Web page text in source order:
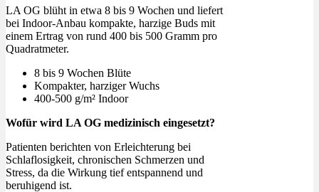
LA OG blüht in etwa 8 bis 9 Wochen und liefert
bei Indoor-Anbau kompakte, harzige Buds mit
einem Ertrag von rund 400 bis 500 Gramm pro
Quadratmeter.
8 bis 9 Wochen Blüte
Kompakter, harziger Wuchs
400-500 g/m² Indoor
Wofür wird LA OG medizinisch eingesetzt?
Patienten berichten von Erleichterung bei
Schlaflosigkeit, chronischen Schmerzen und
Stress, da die Wirkung tief entspannend und
beruhigend ist.